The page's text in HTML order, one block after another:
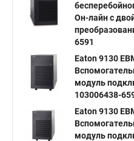
Он-лайн c
6591
Eaton 9130
модуль
103006438-
Eaton 9130
модуль